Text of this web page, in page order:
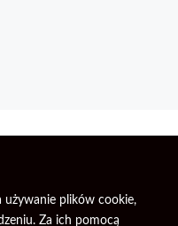
Elektroniczna
używanie plików cookie,
Za ich pomocą